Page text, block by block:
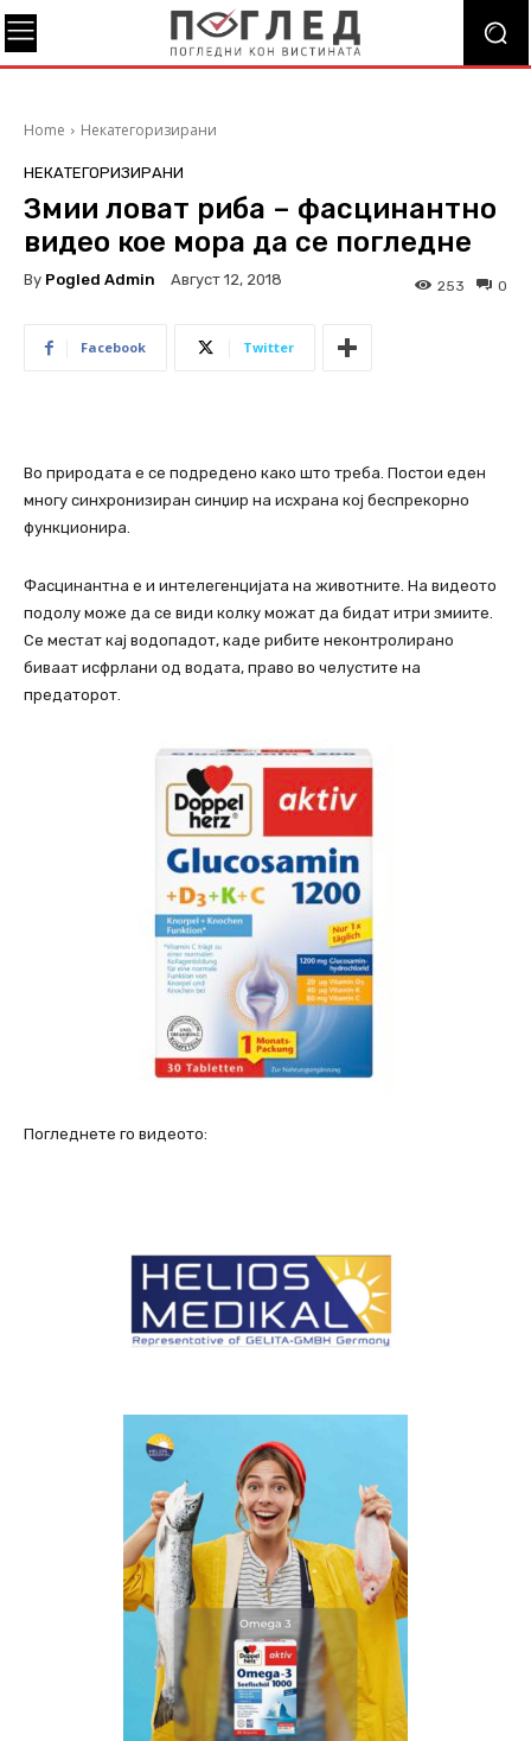
Home Некатегоризирани
НЕКАТЕГОРИЗИРАНИ
Змии ловат риба – фасцинантно
видео кое мора да се погледне
By Pogled Admin Август 12, 2018 0
253
Facebook Twitter
Во природата е се подредено како што треба. Постои еден
многу синхронизиран синџир на исхрана кој беспрекорно
функционира.
Фасцинантна е и интелегенцијата на животните. На видеото
подолу може да се види колку можат да бидат итри змиите.
Се местат кај водопадот, каде рибите неконтролирано
биваат исфрлани од водата, право во челустите на
предаторот.
Погледнете го видеото: